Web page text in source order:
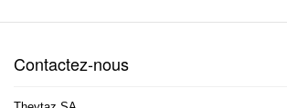
Contactez-nous